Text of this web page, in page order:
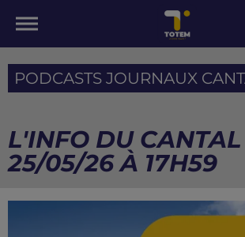
PODCASTS JOURNAUX
L'INFO DU CANTAL
25/05/26 À 17H59